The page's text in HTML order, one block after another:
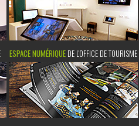
ESPACE NUMÉRIQUE DE L'OFFICE DE TOURISME